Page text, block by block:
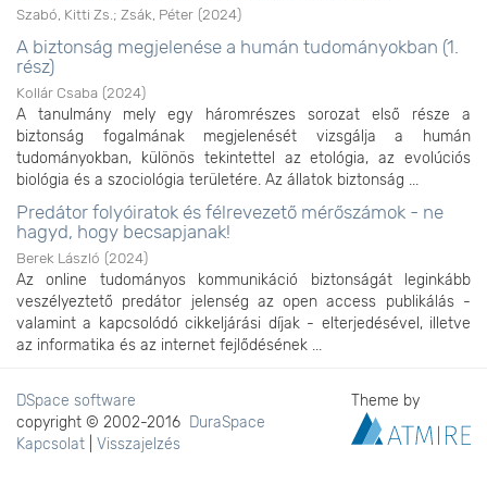
Szabó, Kitti Zs. ; Zsák, Péter (2024)
A biztonság megjelenése a humán tudományokban (1.
rész)
Kollár Csaba (2024)
A tanulmány mely egy háromrészes sorozat első része a
biztonság fogalmának megjelenését vizsgálja a humán
tudományokban, különös tekintettel az etológia, az evolúciós
biológia és a szociológia területére. Az állatok biztonság ...
Predátor folyóiratok és félrevezető mérőszámok - ne
hagyd, hogy becsapjanak!
Berek László (2024)
Az online tudományos kommunikáció biztonságát leginkább
veszélyeztető predátor jelenség az open access publikálás -
valamint a kapcsolódó cikkeljárási díjak - elterjedésével, illetve
az informatika és az internet fejlődésének ...
DSpace software
copyright © 2002-2016 DuraSpace
Kapcsolat
Visszajelzés
Theme by